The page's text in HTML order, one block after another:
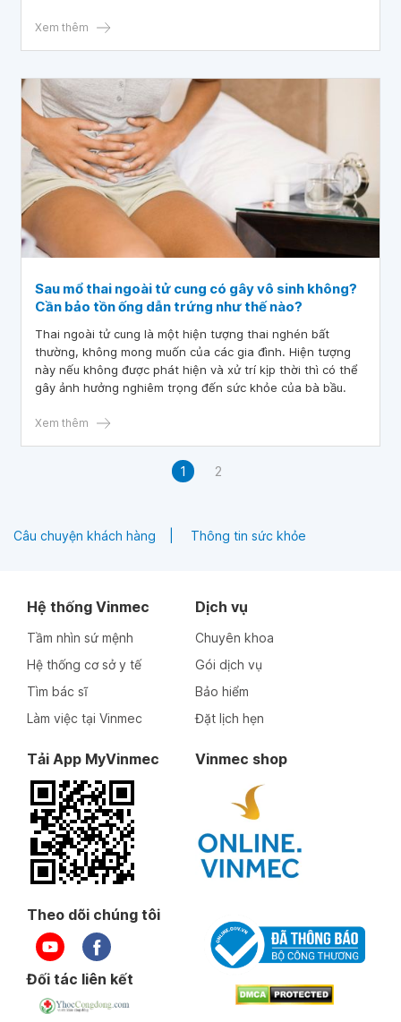
ạ!
Xem thêm
Sau mổ thai ngoài tử cung có gây vô sinh không?
Cần bảo tồn ống dẫn trứng như thế nào?
Thai ngoài tử cung là một hiện tượng thai nghén bất
thường, không mong muốn của các gia đình. Hiện tượng
này nếu không được phát hiện và xử trí kịp thời thì có thể
gây ảnh hưởng nghiêm trọng đến sức khỏe của bà bầu.
Xem thêm
1 2
Câu chuyện khách hàng Thông tin sức khỏe
Hệ thống Vinmec
Tầm nhìn sứ mệnh
Hệ thống cơ sở y tế
Tìm bác sĩ
Làm việc tại Vinmec
Dịch vụ
Chuyên khoa
Gói dịch vụ
Bảo hiểm
Đặt lịch hẹn
Tải App MyVinmec Vinmec shop
Theo dõi chúng tôi
Đối tác liên kết